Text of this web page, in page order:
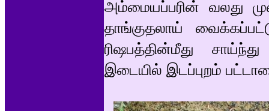
அம்மையப்பரின் வலது
தாங்குதலாய்
ரிஷபத்தின்மீது
இடையில் இடப்புறம்